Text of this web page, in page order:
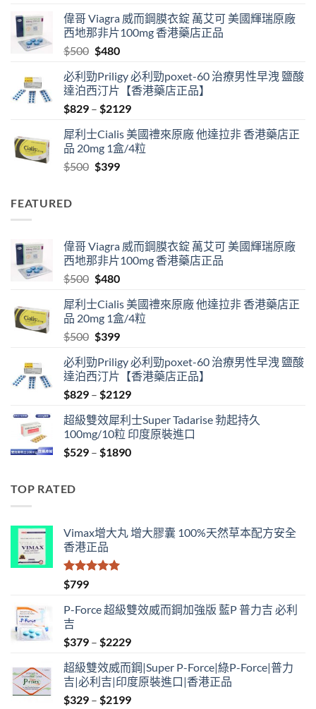
$529
through
偉哥 Viagra 威而鋼膜衣錠 萬艾可 美國輝瑞原廠
西地那非片100mg 香港藥店正品
$500 Original
was:
$500.
$480Current
is:
$480.
必利勁Priligy 必利勁poxet-60 治療男性早洩 鹽酸
達泊西汀片【香港藥店正品】
$829 – $2129Price
$829
through
犀利士Cialis 美國禮來原廠 他達拉非 香港藥店正
品 20mg 1盒/4粒
$500 Original
$399Current
FEATURED
偉哥 Viagra 威而鋼膜衣錠 萬艾可 美國輝瑞原廠
西地那非片100mg 香港藥店正品
$500 Original
was:
$500.
$480Current
is:
$480.
犀利士Cialis 美國禮來原廠 他達拉非 香港藥店正
品 20mg 1盒/4粒
$500 Original
was:
$500.
$399Current
is:
$399.
必利勁Priligy 必利勁poxet-60 治療男性早洩 鹽酸
達泊西汀片【香港藥店正品】
$829 – $2129Price
$829
through
$2129
超級雙效犀利士Super Tadarise 勃起持久
100mg/10粒 印度原裝進口
$529 – $1890Price
TOP RATED
Vimax增大丸 增大膠囊 100%天然草本配方安全
香港正品
評分
滿分 5
$799
P-Force 超級雙效威而鋼加強版 藍P 普力吉 必利
吉
$379 – $2229Price
$379
through
$2229
超級雙效威而鋼|Super P-Force|綠P-Force|普力
吉|必利吉|印度原裝進口|香港正品
$329 – $2199Price